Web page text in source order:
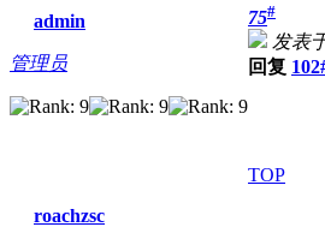
admin
管理员
75#
发表
回复
TOP
roachzsc